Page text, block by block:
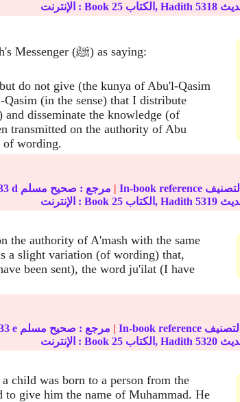
الإنترنت : Book 25 الكتاب, Hadith 5318
Jabir b. Abdullah reported Allah's Messenger (ﷺ) as saying:
do not give (the kunya of Abu'l-Qasim
(in the sense) that I distribute
disseminate the knowledge (of
transmitted on the authority of Abu
of wording.
d مرجع : صحيح مسلم |
الإنترنت : Book 25 الكتاب, Hadith 5319
the authority of A'mash with the same
a slight variation (of wording) that,
been sent), the word ju'ilat (I have
e مرجع : صحيح مسلم |
الإنترنت : Book 25 الكتاب, Hadith 5320
child was born to a person from the
to give him the name of Muhammad. He